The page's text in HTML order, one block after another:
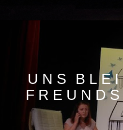
UNS